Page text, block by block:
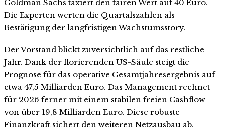
Goldman Sachs taxiert den fairen Wert auf 40 Euro.
Die Experten werten die Quartalszahlen als
Bestätigung der langfristigen Wachstumsstory.
Der Vorstand blickt zuversichtlich auf das restliche
Jahr. Dank der florierenden US-Säule steigt die
Prognose für das operative Gesamtjahresergebnis auf
etwa 47,5 Milliarden Euro. Das Management rechnet
für 2026 ferner mit einem stabilen freien Cashflow
von über 19,8 Milliarden Euro. Diese robuste
Finanzkraft sichert den weiteren Netzausbau ab.